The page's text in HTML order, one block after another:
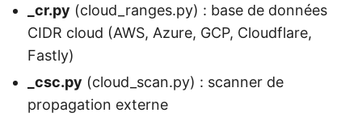
_cr.py (cloud_ranges.py) : base de données
CIDR cloud (AWS, Azure, GCP, Cloudflare,
Fastly)
_csc.py (cloud_scan.py) : scanner de
propagation externe